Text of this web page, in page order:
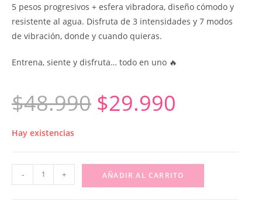
5 pesos progresivos + esfera vibradora, diseño cómodo y
resistente al agua. Disfruta de 3 intensidades y 7 modos
de vibración, donde y cuando quieras.
Entrena, siente y disfruta… todo en uno 🔥
$48.990 $29.990
Hay existencias
- + AÑADIR AL CARRITO